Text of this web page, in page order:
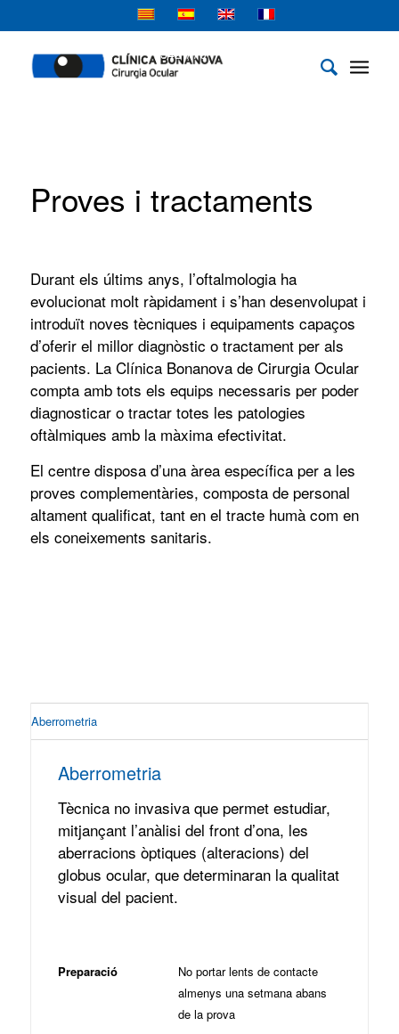
342 770
Proves i tractaments
Durant els últims anys, l’oftalmologia ha
evolucionat molt ràpidament i s’han desenvolupat i
introduït noves tècniques i equipaments capaços
d’oferir el millor diagnòstic o tractament per als
pacients. La Clínica Bonanova de Cirurgia Ocular
compta amb tots els equips necessaris per poder
diagnosticar o tractar totes les patologies
oftàlmiques amb la màxima efectivitat.
El centre disposa d’una àrea específica per a les
proves complementàries, composta de personal
altament qualificat, tant en el tracte humà com en
els coneixements sanitaris.
Aberrometria
Aberrometria
Tècnica no invasiva que permet estudiar,
mitjançant l’anàlisi del front d’ona, les
aberracions òptiques (alteracions) del
globus ocular, que determinaran la qualitat
visual del pacient.
Preparació
No portar lents de contacte
almenys una setmana abans
de la prova